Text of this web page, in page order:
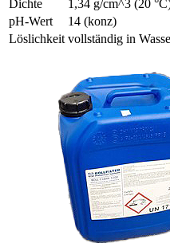
Dichte
1,34 g/cm^3 (20
pH-Wert
14 (konz)
Löslichkeit vollständig in